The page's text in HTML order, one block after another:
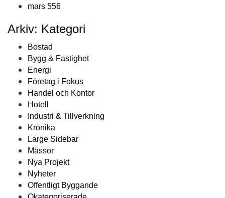
mars 556
Arkiv: Kategori
Bostad
Bygg & Fastighet
Energi
Företag i Fokus
Handel och Kontor
Hotell
Industri & Tillverkning
Krönika
Large Sidebar
Mässor
Nya Projekt
Nyheter
Offentligt Byggande